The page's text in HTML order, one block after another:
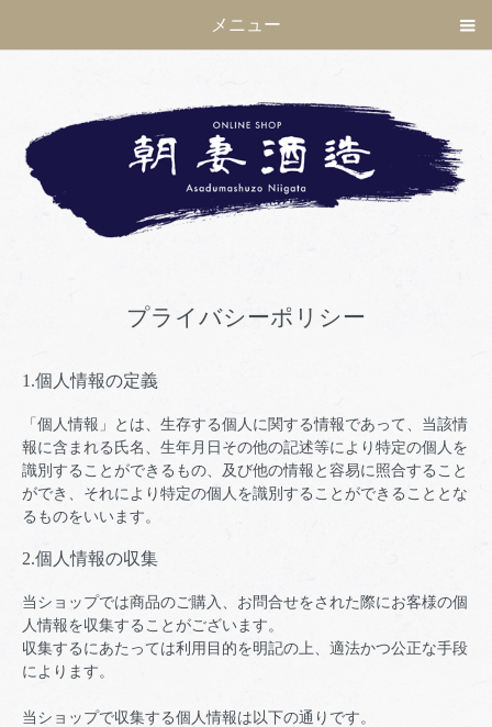
メニュー
プライバシーポリシー
1.個人情報の定義
「個人情報」とは、生存する個人に関する情報であって、当該情
報に含まれる氏名、生年月日その他の記述等により特定の個人を
識別することができるもの、及び他の情報と容易に照合すること
ができ、それにより特定の個人を識別することができることとな
るものをいいます。
2.個人情報の収集
当ショップでは商品のご購入、お問合せをされた際にお客様の個
人情報を収集することがございます。
収集するにあたっては利用目的を明記の上、適法かつ公正な手段
によります。
当ショップで収集する個人情報は以下の通りです。